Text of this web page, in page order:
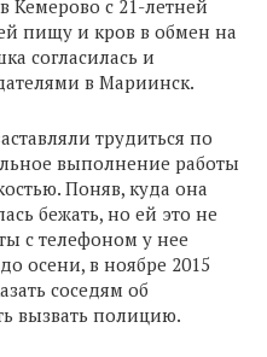
Кемерово с 21-летней
пищу и кров в обмен на
согласилась и
в Мариинск.
трудиться по
выполнение работы
Поняв, куда она
бежать, но ей это не
с телефоном у нее
осени, в ноябре 2015
соседям об
вызвать полицию.